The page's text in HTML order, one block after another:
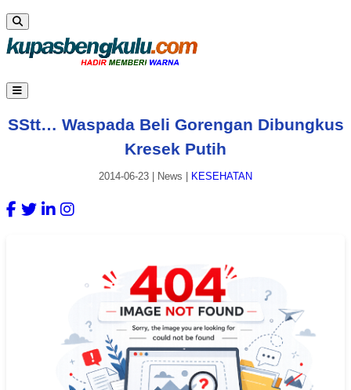
SStt… Waspada Beli Gorengan Dibungkus
Kresek Putih
2014-06-23 News KESEHATAN